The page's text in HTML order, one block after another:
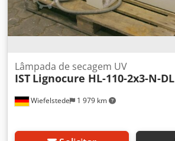
Wiefelstede 1 979 km
Lâmpada de secagem UV
IST Lignocure HL-110-2x3-N-DL